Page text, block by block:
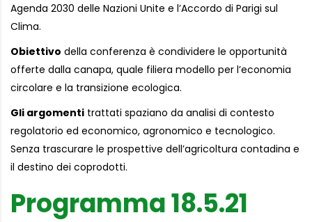
Agenda 2030 delle Nazioni Unite e l’Accordo di Parigi sul
Clima.
Obiettivo della conferenza è condividere le opportunità
offerte dalla canapa, quale filiera modello per l’economia
circolare e la transizione ecologica.
Gli argomenti trattati spaziano da analisi di contesto
regolatorio ed economico, agronomico e tecnologico.
Senza trascurare le prospettive dell’agricoltura contadina e
il destino dei coprodotti.
Programma 18.5.21